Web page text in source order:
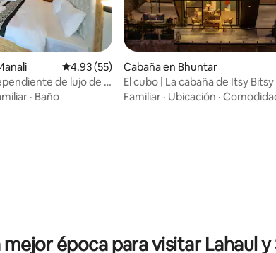
21 reseñas
Calificación promedio: 4.93 de 5, 55 reseñas
4.93 (55)
de lujo de 1
4
· Baño
Cabaña en Bhuntar
El cubo | La cabaña de Itsy Bitsy
Familiar · Ubicación ·
mejor época para visitar Lahaul y